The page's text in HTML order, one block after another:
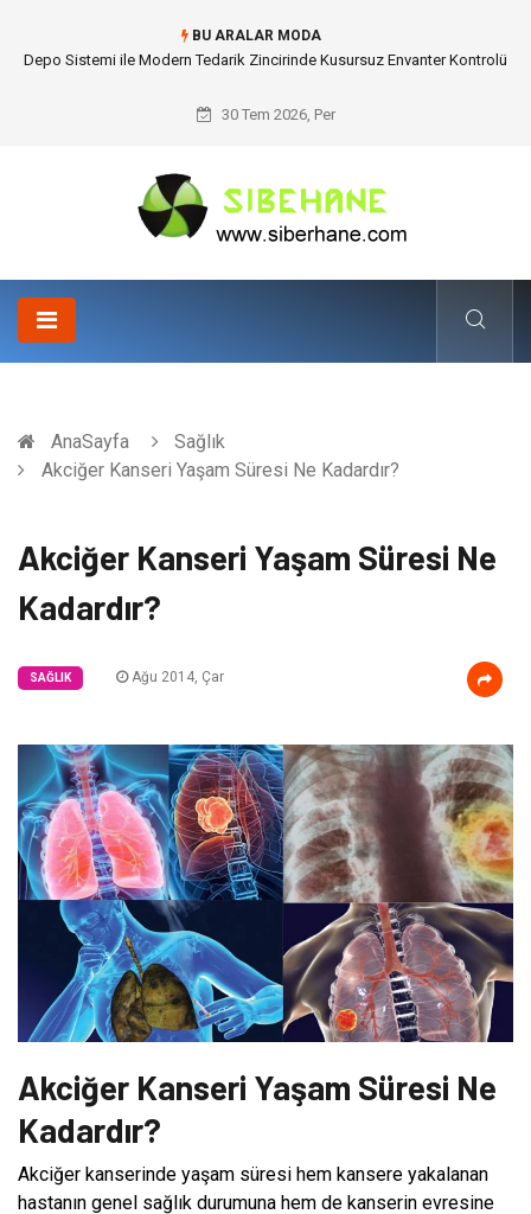
BU ARALAR MODA
Akrilik Boyama Seti ile Evinizde Dijitalden Uzak Bir Deşarj Alanı Tasarlayın
30 Tem 2026, Per
AnaSayfa
Sağlık
Akciğer Kanseri Yaşam Süresi Ne Kadardır?
Akciğer Kanseri Yaşam Süresi Ne
Kadardır?
SAĞLIK Ağu 2014, Çar
Akciğer Kanseri Yaşam Süresi Ne
Kadardır?
Akciğer kanserinde yaşam süresi hem kansere yakalanan
hastanın genel sağlık durumuna hem de kanserin evresine